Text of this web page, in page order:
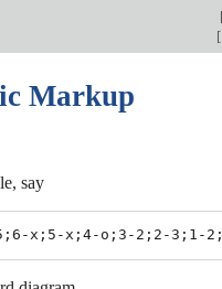
[
Markup
say